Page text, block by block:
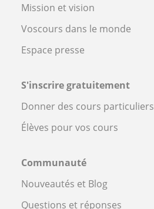
Mission et vision
Voscours dans le monde
Espace presse
S'inscrire gratuitement
Donner des cours particuliers
Élèves pour vos cours
Communauté
Nouveautés et Blog
Questions et réponses